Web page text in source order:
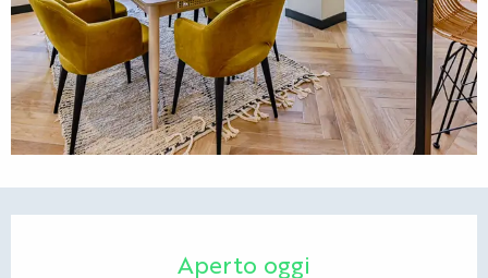
Aperto oggi